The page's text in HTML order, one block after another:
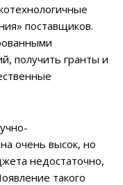
поставщиков.
получить гранты и
очень высок, но
недостаточно,
такого